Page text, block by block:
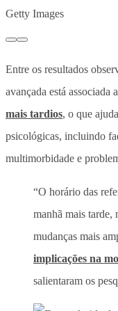
Getty Images
Entre os resultados
avançada está associada a
mais tardios, o que
psicológicas, incluindo
multimorbidade e
“O horário das
manhã mais tarde,
mudanças mais
implicações na
salientaram os